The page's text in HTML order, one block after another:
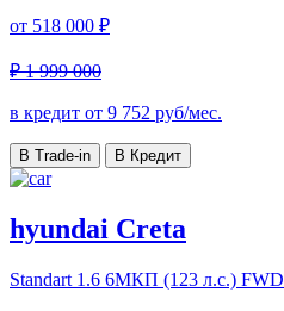
от 518 000 ₽
₽ 1 999 000
в кредит от 9 752 руб/мес.
В Trade-in В Кредит
hyundai Creta
Standart 1.6 6МКП (123 л.с.) FWD